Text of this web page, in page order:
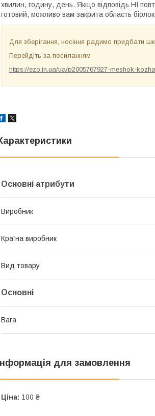
хвилин, годину, день. Якщо відповідь НІ
готовий, можливо вам закрита область
Для зберігання, носіння радимо придбати
Перейдіть за посиланням
https://ezo.in.ua/ua/p2005767927-meshok-
Основні атрибути
Виробник
Країна виробник
Вид товару
Основні
Вага
Інформація для замовлення
Ціна: 100 ₴